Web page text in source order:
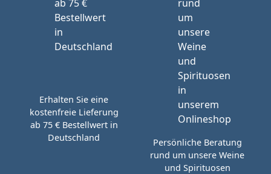
Erhalten Sie eine
kostenfreie Lieferung
ab 75 € Bestellwert in
Deutschland
Persönliche Beratung
rund um unsere Weine
und Spirituosen